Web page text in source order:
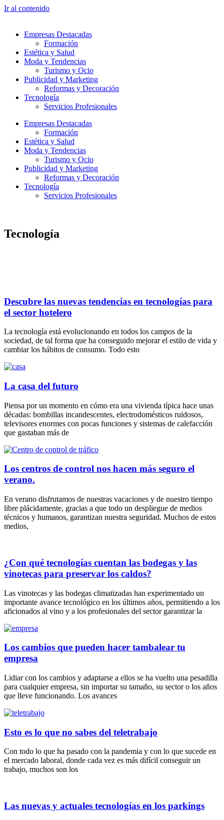
Ir al contenido
Empresas Destacadas
Formación
Estética y Salud
Moda y Tendencias
Turismo y Ocio
Publicidad y Marketing
Reformas y Decoración
Tecnología
Servicios Profesionales
Empresas Destacadas
Formación
Estética y Salud
Moda y Tendencias
Turismo y Ocio
Publicidad y Marketing
Reformas y Decoración
Tecnología
Servicios Profesionales
Tecnología
Descubre las nuevas tendencias en tecnologías para
el sector hotelero
La tecnología está evolucionando en todos los campos de la
sociedad, de tal forma que ha conseguido mejorar el estilo de vida y
cambiar los hábitos de consumo. Todo esto
La casa del futuro
Piensa por un momento en cómo era una vivienda típica hace unas
décadas: bombillas incandescentes, electrodomésticos ruidosos,
televisores enormes con pocas funciones y sistemas de calefacción
que gastaban más de
Los centros de control nos hacen más seguro el
verano.
En verano disfrutamos de nuestras vacaciones y de nuestro tiempo
libre plácidamente, gracias a que todo un despliegue de medios
técnicos y humanos, garantizan nuestra seguridad. Muchos de estos
medios,
¿Con qué tecnologías cuentan las bodegas y las
vinotecas para preservar los caldos?
Las vinotecas y las bodegas climatizadas han experimentado un
importante avance tecnológico en los últimos años, permitiendo a los
aficionados al vino y a los profesionales del sector garantizar la
Los cambios que pueden hacer tambalear tu
empresa
Lidiar con los cambios y adaptarse a ellos se ha vuelto una pesadilla
para cualquier empresa, sin importar su tamaño, su sector o los años
que lleve funcionando. Los avances
Esto es lo que no sabes del teletrabajo
Con todo lo que ha pasado con la pandemia y con lo que sucede en
el mercado laboral, donde cada vez es más difícil conseguir un
trabajo, muchos son los
Las nuevas y actuales tecnologías en los parkings